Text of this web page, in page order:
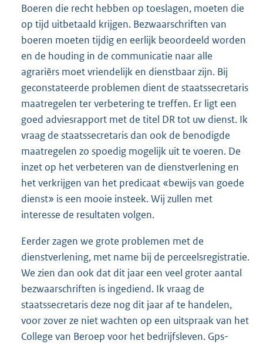
Boeren die recht hebben op toeslagen, moeten die
op tijd uitbetaald krijgen. Bezwaarschriften van
boeren moeten tijdig en eerlijk beoordeeld worden
en de houding in de communicatie naar alle
agrariërs moet vriendelijk en dienstbaar zijn. Bij
geconstateerde problemen dient de staatssecretaris
maatregelen ter verbetering te treffen. Er ligt een
goed adviesrapport met de titel DR tot uw dienst. Ik
vraag de staatssecretaris dan ook de benodigde
maatregelen zo spoedig mogelijk uit te voeren. De
inzet op het verbeteren van de dienstverlening en
het verkrijgen van het predicaat «bewijs van goede
dienst» is een mooie insteek. Wij zullen met
interesse de resultaten volgen.
Eerder zagen we grote problemen met de
dienstverlening, met name bij de perceelsregistratie.
We zien dan ook dat dit jaar een veel groter aantal
bezwaarschriften is ingediend. Ik vraag de
staatssecretaris deze nog dit jaar af te handelen,
voor zover ze niet wachten op een uitspraak van het
College van Beroep voor het bedrijfsleven. Gps-